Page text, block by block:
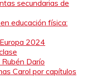
secundarias de
educación física:
2024
Darío
Carol por capítulos